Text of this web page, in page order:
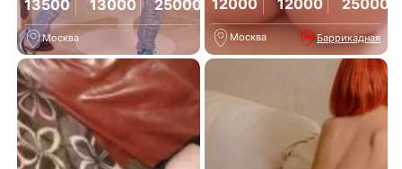
13500 13000 25000
Москва Москва Баррикадная